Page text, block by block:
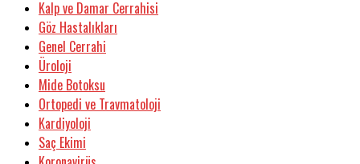
Kalp ve Damar Cerrahisi
Göz Hastalıkları
Genel Cerrahi
Üroloji
Mide Botoksu
Ortopedi ve Travmatoloji
Kardiyoloji
Saç Ekimi